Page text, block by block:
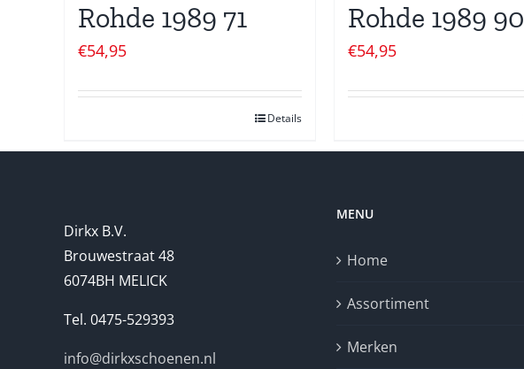
Rohde 1989 71
€54,95
Details
Rohde 1989 90
€54,95
Dirkx B.V.
Brouwestraat 48
6074BH MELICK
Tel. 0475-529393
info@dirkxschoenen.nl
MENU
Home
Assortiment
Merken